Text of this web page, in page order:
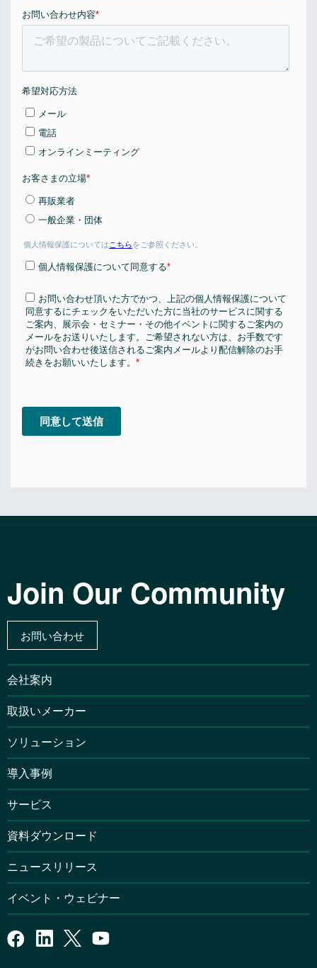
Join Our Community
お問い合わせ
会社案内
取扱いメーカー
ソリューション
導入事例
サービス
資料ダウンロード
ニュースリリース
イベント・ウェビナー